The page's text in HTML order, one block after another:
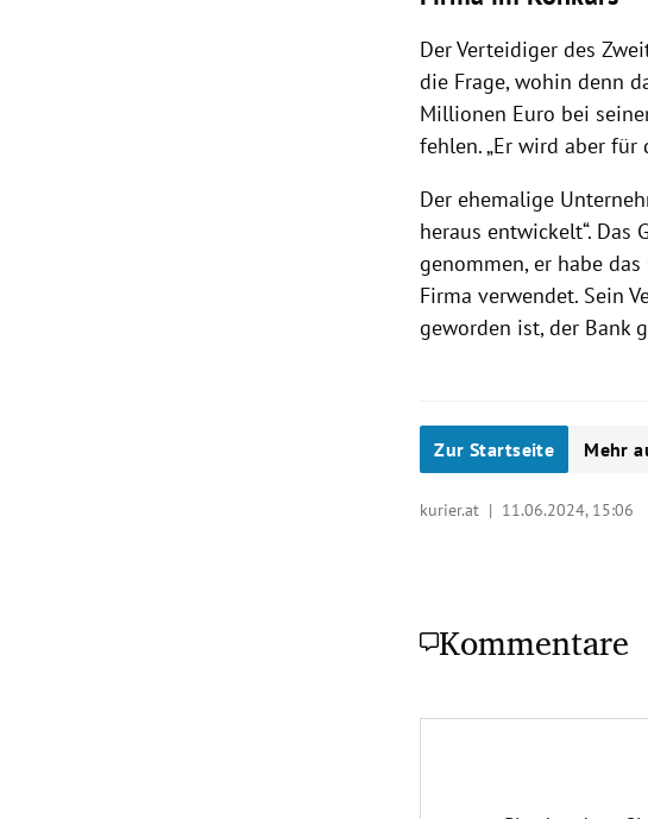
Der Verteidiger des
die Frage, wohin denn
Millionen Euro bei
fehlen. „Er wird aber für
Der ehemalige
heraus entwickelt“. Das
genommen, er habe
Firma verwendet. Sein
geworden ist, der Bank
Zur Startseite Mehr
kurier.at | 11.06.2024, 15:06
Kommentare